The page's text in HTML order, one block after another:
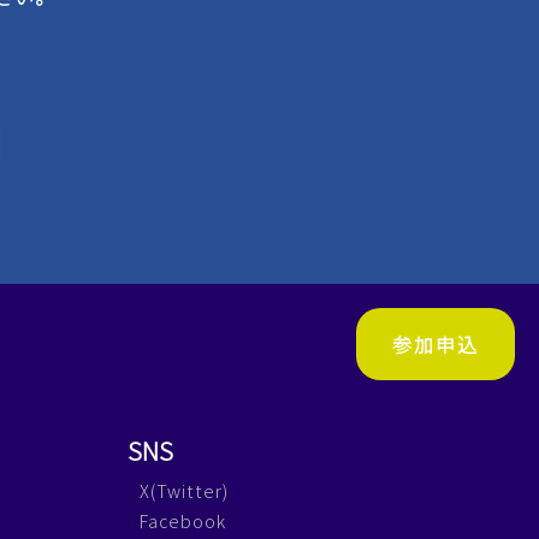
SNS
X(Twitter)
Facebook
参加申込